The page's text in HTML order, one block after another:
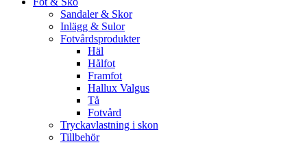
Sandaler & Skor
Inlägg & Sulor
Fotvårdsprodukter
Häl
Hålfot
Framfot
Hallux Valgus
Tå
Fotvård
Tryckavlastning i skon
Tillbehör